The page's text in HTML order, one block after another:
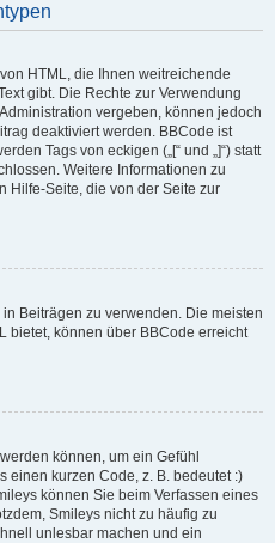
HTML, die Ihnen weitreichende
gibt. Die Rechte zur Verwendung
vergeben, können jedoch
deaktiviert werden. BBCode ist
Tags von eckigen („[“ und „]“) statt
Weitere Informationen zu
Hilfe-Seite, die von der Seite zur
Beiträgen zu verwenden. Die meisten
bietet, können über BBCode erreicht
können, um ein Gefühl
einen kurzen Code, z. B. bedeutet :)
können Sie beim Verfassen eines
Smileys nicht zu häufig zu
unlesbar machen und ein